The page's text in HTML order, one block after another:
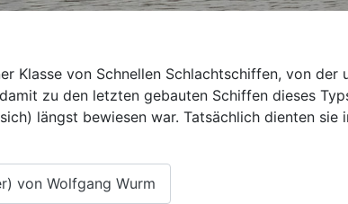
Klasse von Schnellen Schlachtschiffen, von
zu den letzten gebauten Schiffen dieses
längst bewiesen war. Tatsächlich dienten
von Wolfgang Wurm